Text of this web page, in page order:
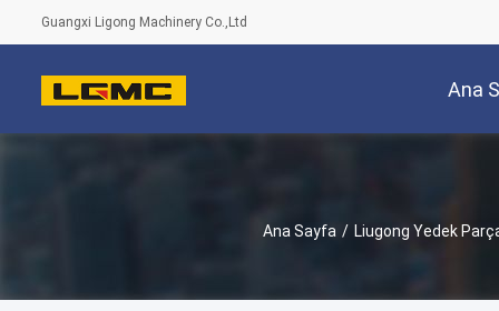
Guangxi Ligong Machinery Co.,Ltd
Ana
Ana Sayfa / Liugong Yedek